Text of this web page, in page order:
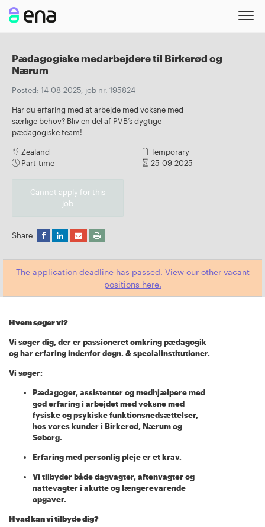
Pædagogiske medarbejdere til Birkerød og
Nærum
Posted: 14-08-2025, job nr. 195824
Har du erfaring med at arbejde med voksne med
særlige behov? Bliv en del af PVB’s dygtige
pædagogiske team!
Zealand
Temporary
Part-time
25-09-2025
Cannot apply for this
job
Share
The application deadline has passed. View our other vacant
positions here.
Hvem søger vi?
Vi søger dig, der er passioneret omkring pædagogik
og har erfaring indenfor døgn. & specialinstitutioner.
Vi søger:
Pædagoger, assistenter og medhjælpere med
god erfaring i arbejdet med voksne med
fysiske og psykiske funktionsnedsættelser,
hos vores kunder i Birkerød, Nærum og
Søborg.
Erfaring med personlig pleje er et krav.
Vi tilbyder både dagvagter, aftenvagter og
nattevagter i akutte og længerevarende
opgaver.
Hvad kan vi tilbyde dig?